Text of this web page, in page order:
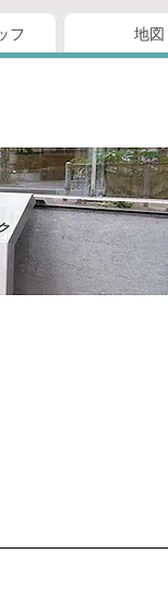
フ 地図